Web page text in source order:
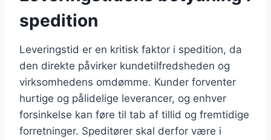
spedition
Leveringstid er en kritisk faktor i spedition, da
den direkte påvirker kundetilfredsheden og
virksomhedens omdømme. Kunder forventer
hurtige og pålidelige leverancer, og enhver
forsinkelse kan føre til tab af tillid og fremtidige
forretninger. Speditører skal derfor være i